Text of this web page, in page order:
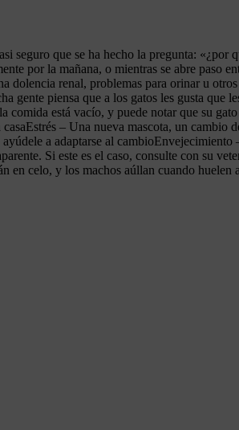
que se ha hecho la pregunta:
por la mañana, o mientras se abre paso
renal, problemas para orinar u
gente piensa que a los gatos les gusta que
está vacío, y puede notar que su
– Una nueva mascota, un cambio
a adaptarse al
Si este es el caso, consulte con su
en celo, y los machos aúllan cuando huelen